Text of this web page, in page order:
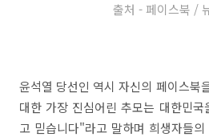
출처 - 페이스북 /
윤석열 당선인 역시 자신의 페이스북
대한 가장 진심어린 추모는 대한민
고 믿습니다"라고 말하며 희생자들